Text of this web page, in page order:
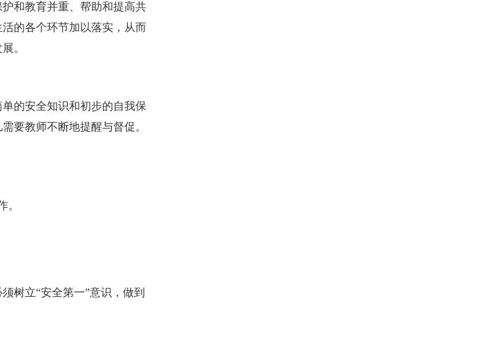
和教育并重、帮助和提高共
的各个环节加以落实，从而
。
的安全知识和初步的自我保
要教师不断地提醒与督促。
。
树立“安全第一”意识，做到